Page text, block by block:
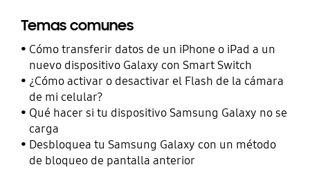
Temas comunes
Cómo transferir datos de un iPhone o iPad a un
nuevo dispositivo Galaxy con Smart Switch
¿Cómo activar o desactivar el Flash de la cámara
de mi celular?
Qué hacer si tu dispositivo Samsung Galaxy no se
carga
Desbloquea tu Samsung Galaxy con un método
de bloqueo de pantalla anterior